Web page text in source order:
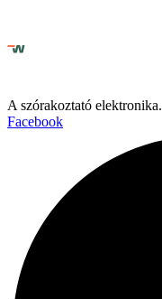
A szórakoztató elektronika.
Facebook